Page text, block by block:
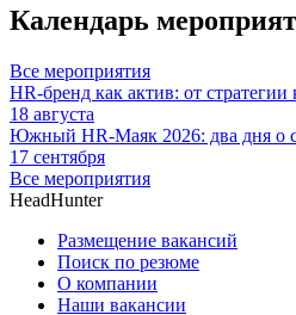
Календарь
Все мероприятия
HR-бренд как актив: от
18 августа
Южный HR-Маяк 2026: два дня о
17 сентября
Все мероприятия
HeadHunter
Размещение вакансий
Поиск по резюме
О компании
Наши вакансии